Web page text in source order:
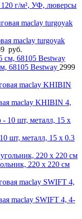
г/м², УФ, люверсы
maclay turgoyak
руб.
68105 Bestway 2999
maclay KHIBIN 4,
шт, металл, 15 х 0.3
220 х 220 см
maclay SWIFT 4, 4-